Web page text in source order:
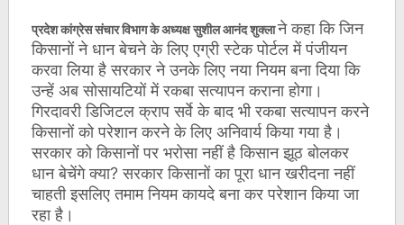
प्रदेश कांग्रेस संचार विभाग के अध्यक्ष सुशील आनंद शुक्लाने कहा कि जिन
किसानों ने धान बेचने के लिए एग्री स्टेक पोर्टल में पंजीयन
करवा लिया है सरकार ने उनके लिए नया नियम बना दिया कि
उन्हें अब सोसायटियों में रकबा सत्यापन कराना होगा।
गिरदावरी डिजिटल क्राप सर्वे के बाद भी रकबा सत्यापन करने
किसानों को परेशान करने के लिए अनिवार्य किया गया है।
सरकार को किसानों पर भरोसा नहीं है किसान झूठ बोलकर
धान बेचेंगे क्या? सरकार किसानों का पूरा धान खरीदना नहीं
चाहती इसलिए तमाम नियम कायदे बना कर परेशान किया जा
रहा है।